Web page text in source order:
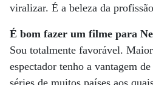
viralizar. É a beleza da
É bom fazer um filme para
Sou totalmente favorável.
espectador tenho a vantagem
séries de muitos países aos